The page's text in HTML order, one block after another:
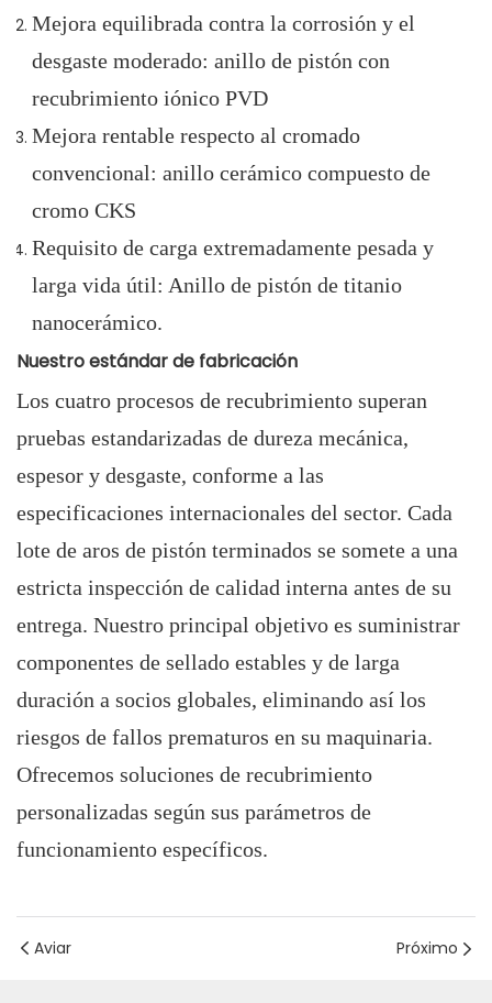
Mejora equilibrada contra la corrosión y el
desgaste moderado: anillo de pistón con
recubrimiento iónico PVD
Mejora rentable respecto al cromado
convencional: anillo cerámico compuesto de
cromo CKS
Requisito de carga extremadamente pesada y
larga vida útil: Anillo de pistón de titanio
nanocerámico.
Nuestro estándar de fabricación
Los cuatro procesos de recubrimiento superan
pruebas estandarizadas de dureza mecánica,
espesor y desgaste, conforme a las
especificaciones internacionales del sector. Cada
lote de aros de pistón terminados se somete a una
estricta inspección de calidad interna antes de su
entrega. Nuestro principal objetivo es suministrar
componentes de sellado estables y de larga
duración a socios globales, eliminando así los
riesgos de fallos prematuros en su maquinaria.
Ofrecemos soluciones de recubrimiento
personalizadas según sus parámetros de
funcionamiento específicos.
Aviar Próximo